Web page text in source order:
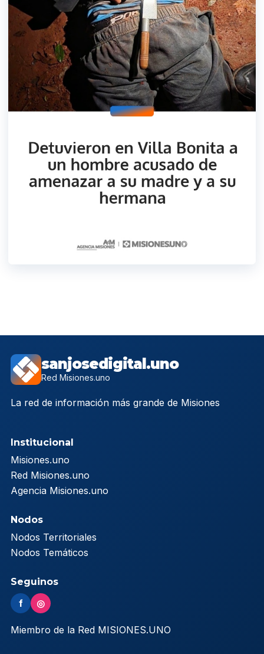
sanjosedigital.uno
Red Misiones.uno
La red de información más grande de Misiones
Institucional
Misiones.uno
Red Misiones.uno
Agencia Misiones.uno
Nodos
Nodos Territoriales
Nodos Temáticos
Seguinos
f ◎
Miembro de la Red MISIONES.UNO